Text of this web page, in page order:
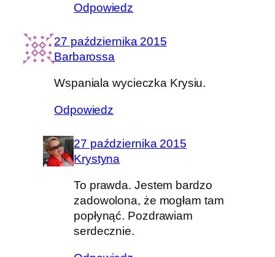
Odpowiedz
27 października 2015
Barbarossa
Wspaniala wycieczka Krysiu.
Odpowiedz
27 października 2015
Krystyna
To prawda. Jestem bardzo
zadowolona, że mogłam tam
popłynąć. Pozdrawiam
serdecznie.